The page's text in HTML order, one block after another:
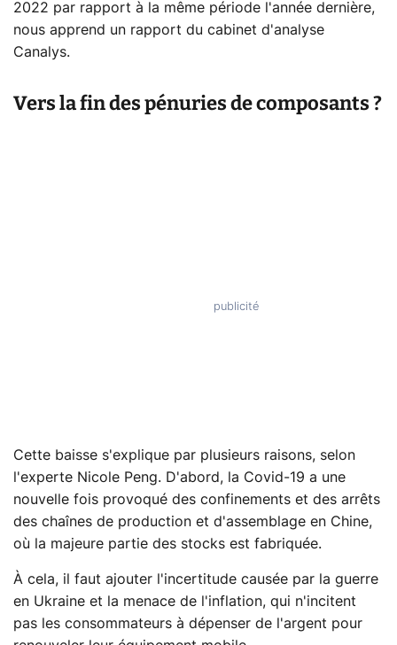
2022 par rapport à la même période l'année dernière,
nous apprend un rapport du cabinet d'analyse
Canalys.
Vers la fin des pénuries de composants ?
Cette baisse s'explique par plusieurs raisons, selon
l'experte Nicole Peng. D'abord, la Covid-19 a une
nouvelle fois provoqué des confinements et des arrêts
des chaînes de production et d'assemblage en Chine,
où la majeure partie des stocks est fabriquée.
À cela, il faut ajouter l'incertitude causée par la guerre
en Ukraine et la menace de l'inflation, qui n'incitent
pas les consommateurs à dépenser de l'argent pour